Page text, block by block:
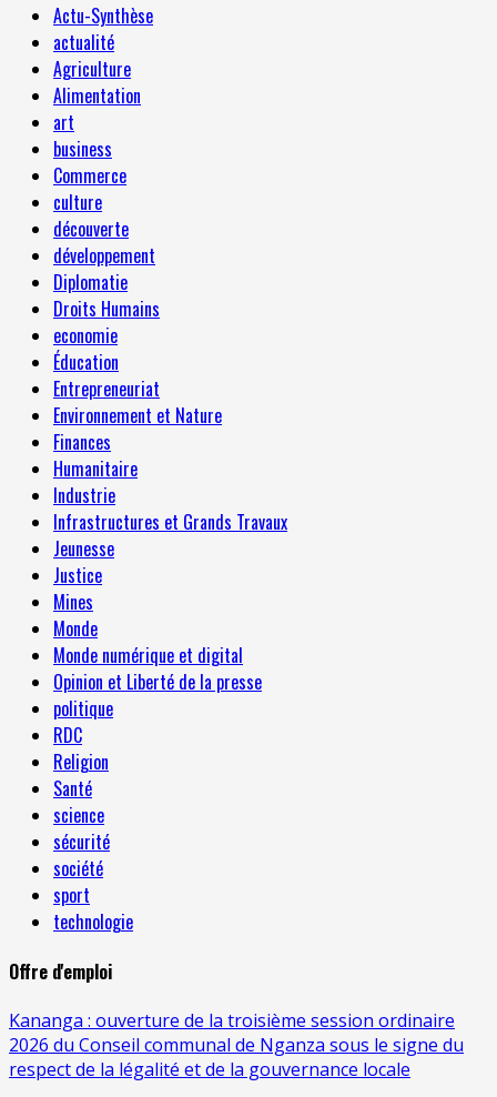
Actu-Synthèse
actualité
Agriculture
Alimentation
art
business
Commerce
culture
découverte
développement
Diplomatie
Droits Humains
economie
Éducation
Entrepreneuriat
Environnement et Nature
Finances
Humanitaire
Industrie
Infrastructures et Grands Travaux
Jeunesse
Justice
Mines
Monde
Monde numérique et digital
Opinion et Liberté de la presse
politique
RDC
Religion
Santé
science
sécurité
société
sport
technologie
Offre d'emploi
Kananga : ouverture de la troisième session ordinaire
2026 du Conseil communal de Nganza sous le signe du
respect de la légalité et de la gouvernance locale